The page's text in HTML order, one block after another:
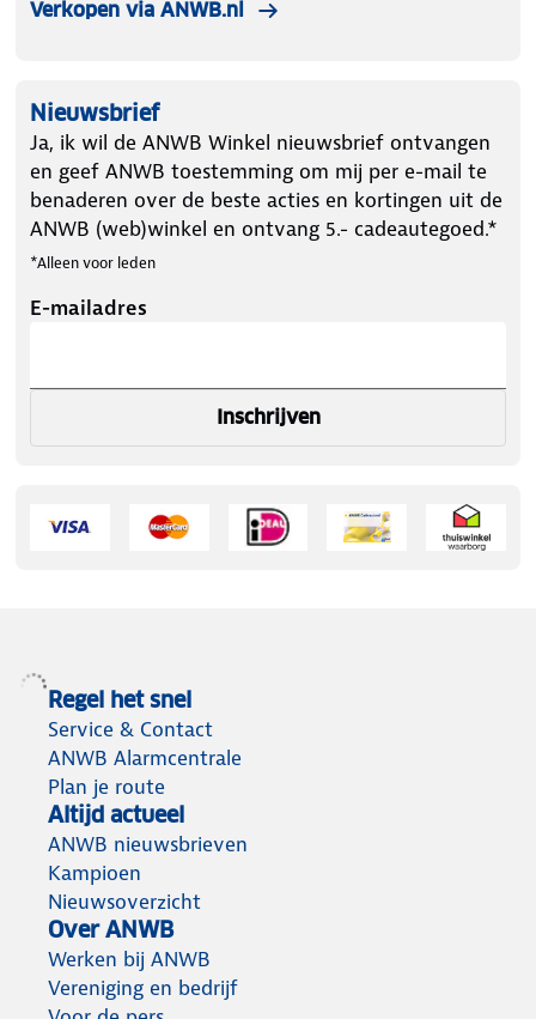
Verkopen via ANWB.nl
Nieuwsbrief
Ja, ik wil de ANWB Winkel nieuwsbrief ontvangen
en geef ANWB toestemming om mij per e-mail te
benaderen over de beste acties en kortingen uit de
ANWB (web)winkel en ontvang 5.- cadeautegoed.*
*Alleen voor leden
E-mailadres
Inschrijven
Regel het snel
Service & Contact
ANWB Alarmcentrale
Plan je route
Altijd actueel
ANWB nieuwsbrieven
Kampioen
Nieuwsoverzicht
Over ANWB
Werken bij ANWB
Vereniging en bedrijf